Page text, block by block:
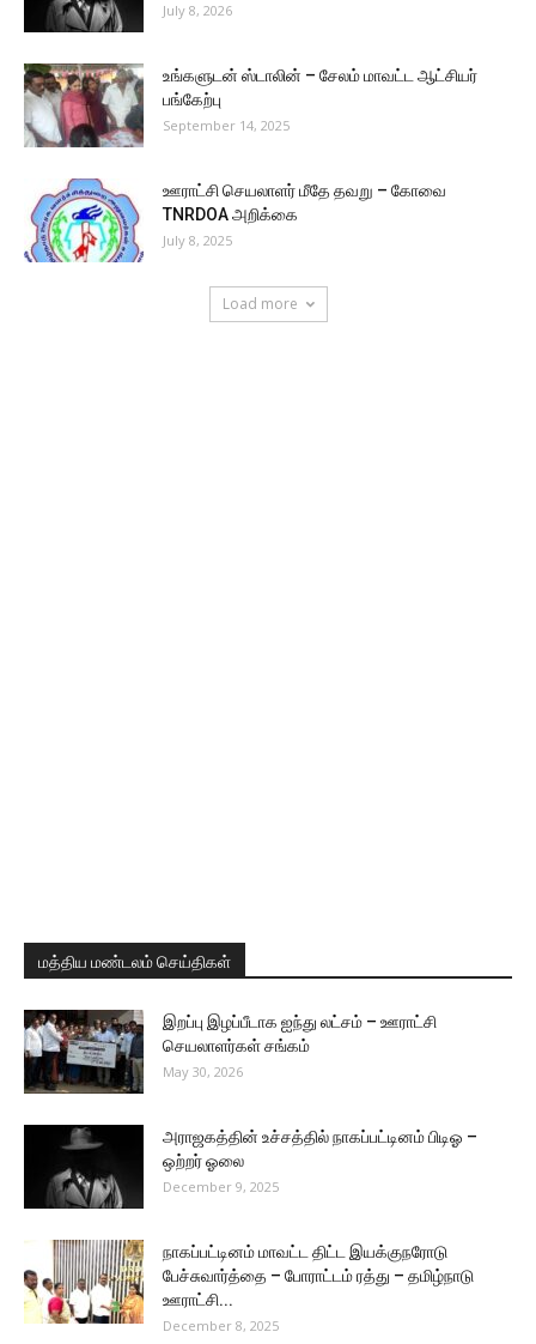
July 8, 2026
உங்களுடன் ஸ்டாலின் – சேலம் மாவட்ட ஆட்சியர்
பங்கேற்பு
September 14, 2025
ஊராட்சி செயலாளர் மீதே தவறு – கோவை
TNRDOA அறிக்கை
July 8, 2025
Load more
மத்திய மண்டலம் செய்திகள்
இறப்பு இழப்பீடாக ஐந்து லட்சம் – ஊராட்சி
செயலாளர்கள் சங்கம்
May 30, 2026
அராஜகத்தின் உச்சத்தில் நாகப்பட்டினம் பிடிஓ –
ஒற்றர் ஓலை
December 9, 2025
நாகப்பட்டினம் மாவட்ட திட்ட இயக்குநரோடு
பேச்சுவார்த்தை – போராட்டம் ரத்து – தமிழ்நாடு
ஊராட்சி...
December 8, 2025